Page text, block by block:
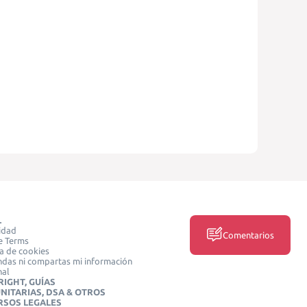
Terms
de cookies
ni compartas mi información
GUÍAS
DSA & OTROS
LEGALES
Comentarios